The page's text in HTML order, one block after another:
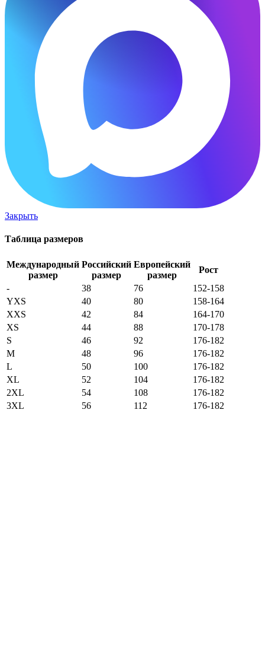
Закрыть
Таблица размеров
Международный
размер
Российский
размер
Европейский
размер
Рост
-
38 76
152-158
YXS
40 80
158-164
XXS
42 84
164-170
XS
44 88
170-178
S
46 92
176-182
M
48 96
176-182
L
50 100
176-182
XL
52 104
176-182
2XL
54 108
176-182
3XL
56 112 176-182